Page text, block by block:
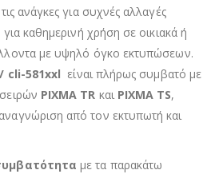
ανάγκες για συχνές αλλαγές
για καθημερινή χρήση σε οικιακά ή
με υψηλό όγκο εκτυπώσεων.
cli-581xxl είναι πλήρως συμβατό με
PIXMA TR και PIXMA TS,
από τον εκτυπωτή και
με τα παρακάτω